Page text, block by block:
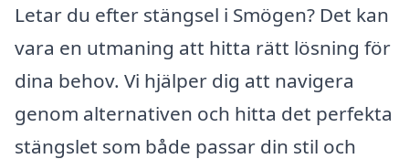
Letar du efter stängsel i Smögen? Det kan
vara en utmaning att hitta rätt lösning för
dina behov. Vi hjälper dig att navigera
genom alternativen och hitta det perfekta
stängslet som både passar din stil och